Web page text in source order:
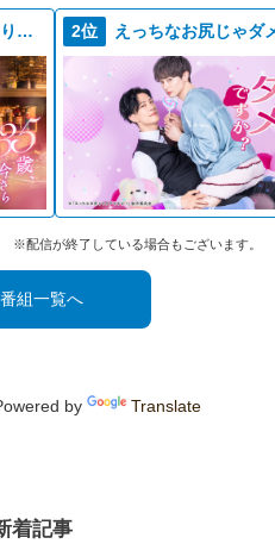
もっちりガレット
23日(日)放送
タッカルビ
日(日)放送
ィーユ
日(日)放送
ダーリゾット
26日(日)放送
「トックク」
19日(日)放送
の牛肉赤ワイン煮
ーズのポテトグリル
「ガパオライス」
３５歳、今さら恋とかありえない 2位
※配信が終了している場合もございます。
組一覧へ
by Translate
着記事